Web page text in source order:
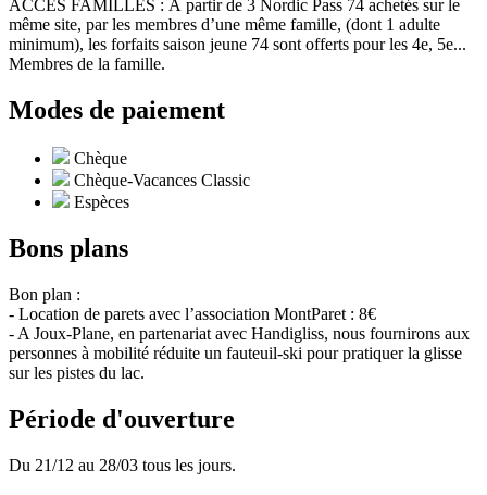
ACCES FAMILLES : À partir de 3 Nordic Pass 74 achetés sur le
même site, par les membres d’une même famille, (dont 1 adulte
minimum), les forfaits saison jeune 74 sont offerts pour les 4e, 5e...
Membres de la famille.
Modes de paiement
Chèque
Chèque-Vacances Classic
Espèces
Bons plans
Bon plan :
- Location de parets avec l’association MontParet : 8€
- A Joux-Plane, en partenariat avec Handigliss, nous fournirons aux
personnes à mobilité réduite un fauteuil-ski pour pratiquer la glisse
sur les pistes du lac.
Période d'ouverture
Du 21/12 au 28/03 tous les jours.